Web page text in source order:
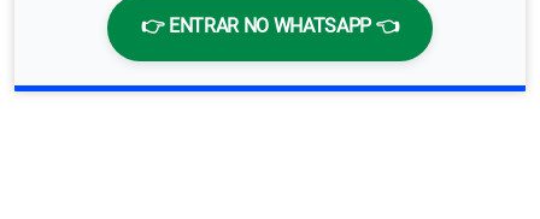
👉 ENTRAR NO WHATSAPP 👈